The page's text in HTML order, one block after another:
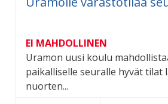
EI MAHDOLLINEN
Uramon uusi koulu
paikalliselle seuralle hyvät tilat
nuorten...